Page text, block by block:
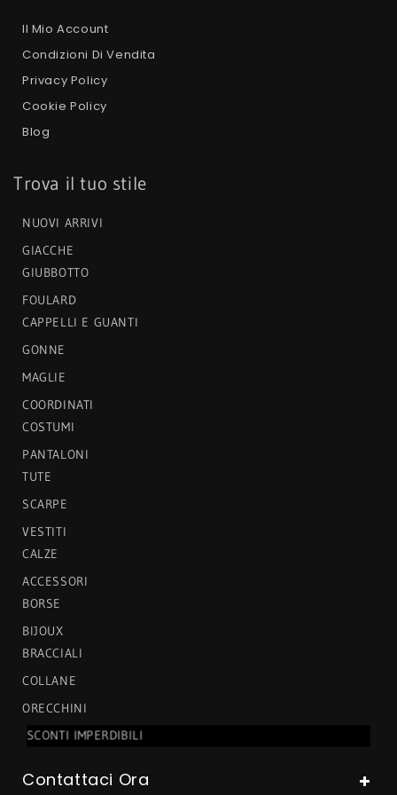
Il Mio Account
Condizioni Di Vendita
Privacy Policy
Cookie Policy
Blog
Trova il tuo stile
NUOVI ARRIVI
GIACCHE
GIUBBOTTO
FOULARD
CAPPELLI E GUANTI
GONNE
MAGLIE
COORDINATI
COSTUMI
PANTALONI
TUTE
SCARPE
VESTITI
CALZE
ACCESSORI
BORSE
BIJOUX
BRACCIALI
COLLANE
ORECCHINI
SCONTI IMPERDIBILI
Contattaci Ora